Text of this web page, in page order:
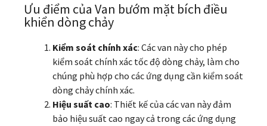
Ưu điểm của Van bướm mặt bích điều
khiển dòng chảy
Kiểm soát chính xác: Các van này cho phép
kiểm soát chính xác tốc độ dòng chảy, làm cho
chúng phù hợp cho các ứng dụng cần kiểm soát
dòng chảy chính xác.
Hiệu suất cao: Thiết kế của các van này đảm
bảo hiệu suất cao ngay cả trong các ứng dụng